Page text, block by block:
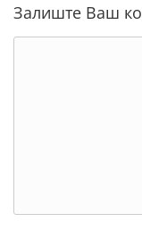
Залиште Ваш